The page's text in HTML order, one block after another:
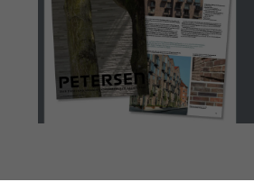
RIEMCHENKOLLEKTIONEN
ALLGEMEINE
PETERSEN TEGL
RECYCLING-ZIEGEL
RE-USE-ZIEGEL